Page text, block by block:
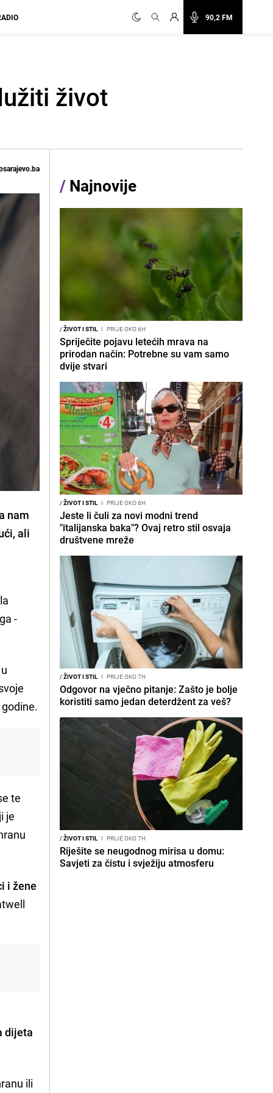
90,2 FM
život
nam
ali
-
te
je
i žene
dijeta
ili
/ Najnovije
/ŽIVOT I STIL I PRIJE OKO 6H
Spriječite pojavu letećih mrava na
prirodan način: Potrebne su vam samo
dvije stvari
/ŽIVOT I STIL I PRIJE OKO 6H
Jeste li čuli za novi modni trend
"italijanska baka"? Ovaj retro stil osvaja
društvene mreže
/ŽIVOT I STIL I PRIJE OKO 7H
Odgovor na vječno pitanje: Zašto je bolje
koristiti samo jedan deterdžent za veš?
/ŽIVOT I STIL I PRIJE OKO 7H
Riješite se neugodnog mirisa u domu:
Savjeti za čistu i svježiju atmosferu